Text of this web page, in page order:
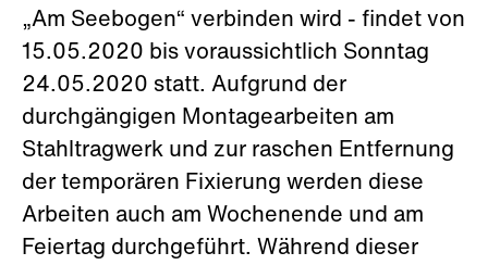
„Am Seebogen“ verbinden wird - findet von
15.05.2020 bis voraussichtlich Sonntag
24.05.2020 statt. Aufgrund der
durchgängigen Montagearbeiten am
Stahltragwerk und zur raschen Entfernung
der temporären Fixierung werden diese
Arbeiten auch am Wochenende und am
Feiertag durchgeführt. Während dieser